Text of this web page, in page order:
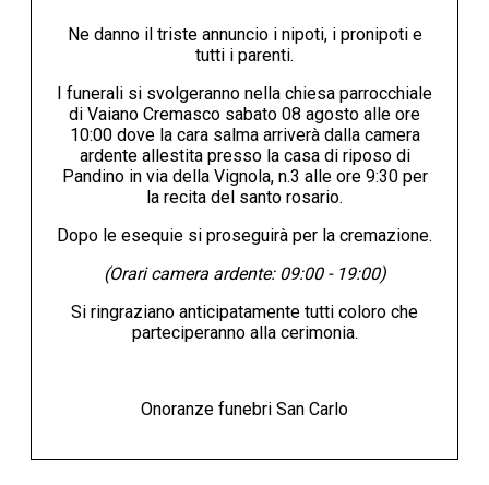
Ne danno il triste annuncio i nipoti, i pronipoti e
tutti i parenti.
I funerali si svolgeranno nella chiesa parrocchiale
di Vaiano Cremasco sabato 08 agosto alle ore
10:00 dove la cara salma arriverà dalla camera
ardente allestita presso la casa di riposo di
Pandino in via della Vignola, n.3 alle ore 9:30 per
la recita del santo rosario.
Dopo le esequie si proseguirà per la cremazione.
(Orari camera ardente: 09:00 - 19:00)
Si ringraziano anticipatamente tutti coloro che
parteciperanno alla cerimonia.
Onoranze funebri San Carlo